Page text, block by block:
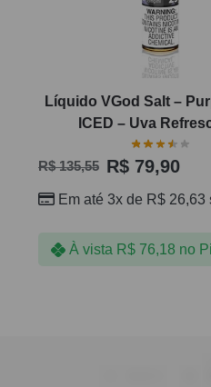
Líquido VGod Salt –
ICED – Uva
R$135,55 R$ 79,90
Em até 3x de R$ 26,63
À vista R$76,18 no